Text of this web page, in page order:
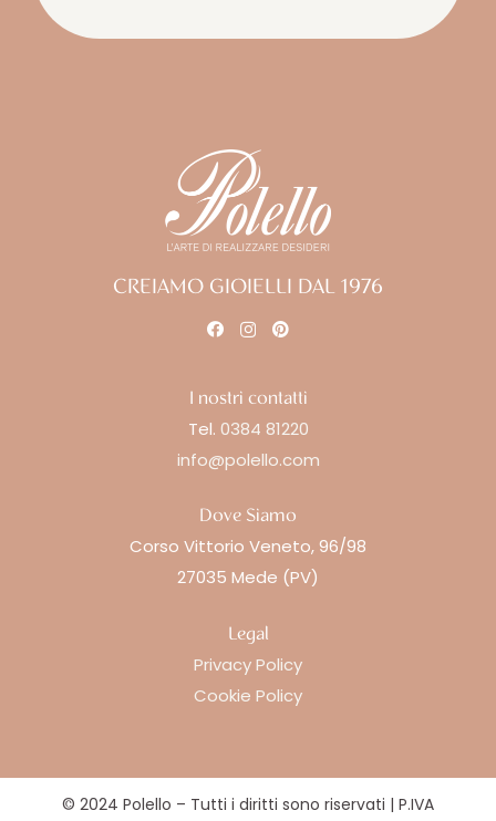
CREIAMO GIOIELLI DAL 1976
I nostri contatti
Tel. 0384 81220
info@polello.com
Dove Siamo
Corso Vittorio Veneto, 96/98
27035 Mede (PV)
Legal
Privacy Policy
Cookie Policy
© 2024 Polello – Tutti i diritti sono riservati | P.IVA